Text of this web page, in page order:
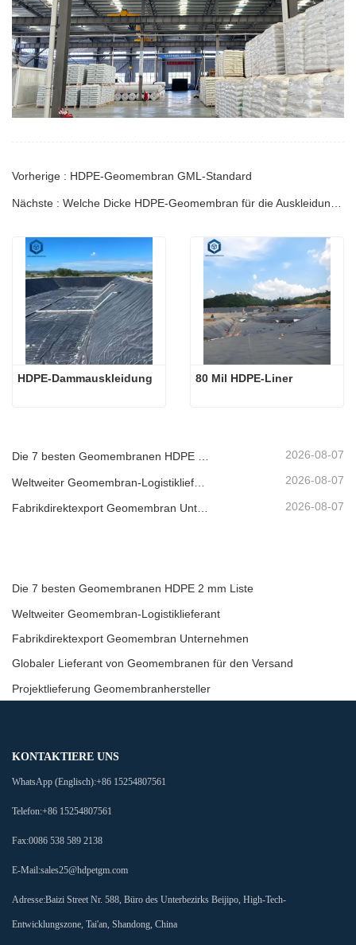
Vorherige : HDPE-Geomembran GML-Standard
HDPE-Dammauskleidung 80 Mil HDPE-Liner
Die 7 besten Geomembranen HDPE 2 mm Liste 2026-08-07
2026-08-07
2026-08-07
Die 7 besten Geomembranen HDPE 2 mm Liste
Weltweiter Geomembran-Logistiklieferant
Fabrikdirektexport Geomembran Unternehmen
Globaler Lieferant von Geomembranen für den Versand
Projektlieferung Geomembranhersteller
KONTAKTIERE UNS
WhatsApp (Englisch):+86 15254807561
Telefon:+86 15254807561
Fax:0086 538 589 2138
E-Mail:sales25@hdpetgm.com
Adresse:Baizi Street Nr. 588, Büro des Unterbezirks Beijipo, High-Tech-
Entwicklungszone, Tai'an, Shandong, China